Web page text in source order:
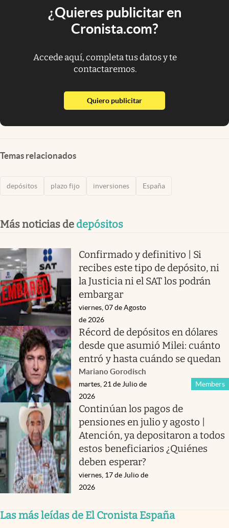
¿Quieres publicitar en
Cronista.com?
Accede aquí, completa tus datos y te
contactaremos.
Quiero publicitarabre en nueva pestaña
Temas relacionados
depósitos plazo fijo inversiones España
Más noticias de depósitos
Confirmado y definitivo | Si
recibes este tipo de depósito, ni
la Justicia ni el SAT los podrán
embargar
viernes, 07 de Agosto
de 2026
Récord de depósitos en dólares
desde que asumió Milei: cuánto
entró y hasta cuándo se quedan
Mariano Gorodisch
Members
martes, 21 de Julio de
2026
Continúan los pagos de
pensiones en julio y agosto |
Atención, ya depositaron a todos
estos beneficiarios ¿Quiénes
deben esperar?
viernes, 17 de Julio de
2026
Las más leídas de El Cronista España